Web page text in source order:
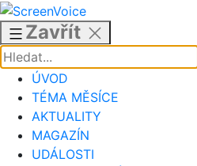
Přejít
obsahu
Zavřít
ÚVOD
TÉMA MĚSÍCE
AKTUALITY
MAGAZÍN
UDÁLOSTI